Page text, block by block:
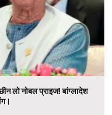
लो नोबल प्राइज! बांग्लादेश